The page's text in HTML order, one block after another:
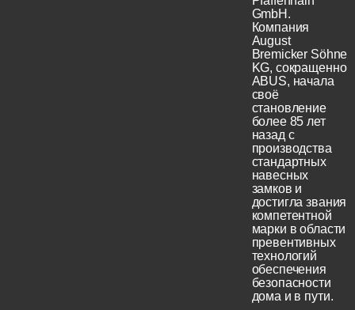
GmbH.
Компания
August
Bremicker Söhne
KG, сокращенно
ABUS, начала
своё
становление
более 85 лет
назад с
производства
стандартных
навесных
замков и
достигла звания
компетентной
марки в области
превентивных
технологий
обеспечения
безопасности
дома и в пути.